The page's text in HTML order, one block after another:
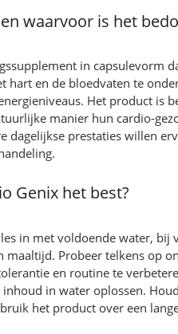
waarvoor is het
in capsulevorm
hart en de bloedvaten te
Het product is
manier hun cardio-
dagelijkse prestaties willen
Genix het best?
in met voldoende water, bij
Probeer telkens op
en routine te
in water oplossen.
het product over een